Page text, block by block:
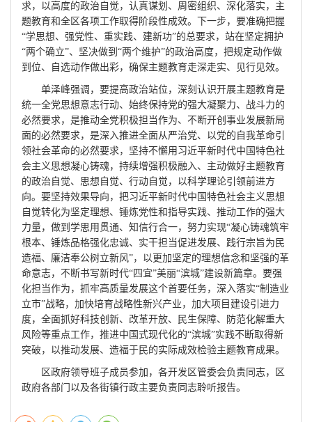
求，以高度的政治自觉，认真谋划、周密组织、深化落实，主
题教育和全区各项工作取得阶段性成效。下一步，要准确把握
“学思想、强党性、重实践、建新功”的总要求，站在坚定拥护
“两个确立”、坚决做到“两个维护”的政治高度，把规定动作做
到位、自选动作做出彩，确保主题教育走深走实、见行见效。
单泽峰强调，要提高政治站位，深刻认识开展主题教育是
统一全党思想意志行动、始终保持党的强大凝聚力、战斗力的
必然要求，是推动全党积极担当作为、不断开创事业发展新局
面的必然要求，是深入推进全面从严治党、以党的自我革命引
领社会革命的必然要求，坚持不懈用习近平新时代中国特色社
会主义思想凝心铸魂，持续增强积极融入、主动做好主题教育
的政治自觉、思想自觉、行动自觉，以科学理论引领前进方
向。要坚持效果导向，把习近平新时代中国特色社会主义思想
自觉转化为坚定理想、锤炼党性和指导实践、推动工作的强大
力量，做到学思用贯通、知信行合一，努力实现“凝心铸魂筑牢
根本、锤炼品格强化忠诚、实干担当促进发展、践行宗旨为民
造福、廉洁奉公树立新风”，以更加坚定的理想信念和坚强的革
命意志，不断书写新时代“四宜”美丽“滨城”建设新篇章。要强
化担当作为，抓牢高质量发展这个首要任务，深入落实“制造业
立市”战略，加快培育战略性新兴产业，加大项目建设引进力
度，全面抓好科技创新、改革开放、民生保障、防范化解重大
风险等重点工作，推进中国式现代化的“滨城”实践不断取得新
突破，以推动发展、造福于民的实际成效检验主题教育成果。
区政府领导班子成员参加，各开发区管委会负责同志，区
政府各部门以及各街镇行政主要负责同志聆听报告。